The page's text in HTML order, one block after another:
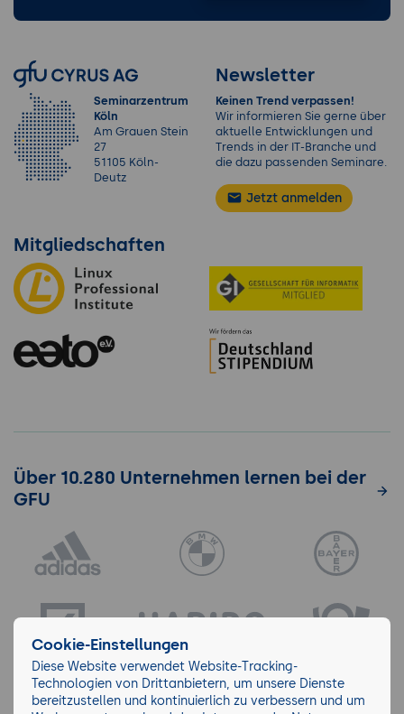
Seminarzentrum
Köln
Am Grauen Stein
27
51105 Köln-
Deutz
Newsletter
Keinen Trend verpassen!
Wir informieren Sie gerne über
aktuelle Entwicklungen und
Trends in der IT-Branche und
die dazu passenden Seminare.
Jetzt anmelden
Mitgliedschaften
Über 10.280 Unternehmen lernen bei der
GFU
Cookie-Einstellungen
Diese Website verwendet Website-Tracking-
Technologien von Drittanbietern, um unsere Dienste
bereitzustellen und kontinuierlich zu verbessern und um